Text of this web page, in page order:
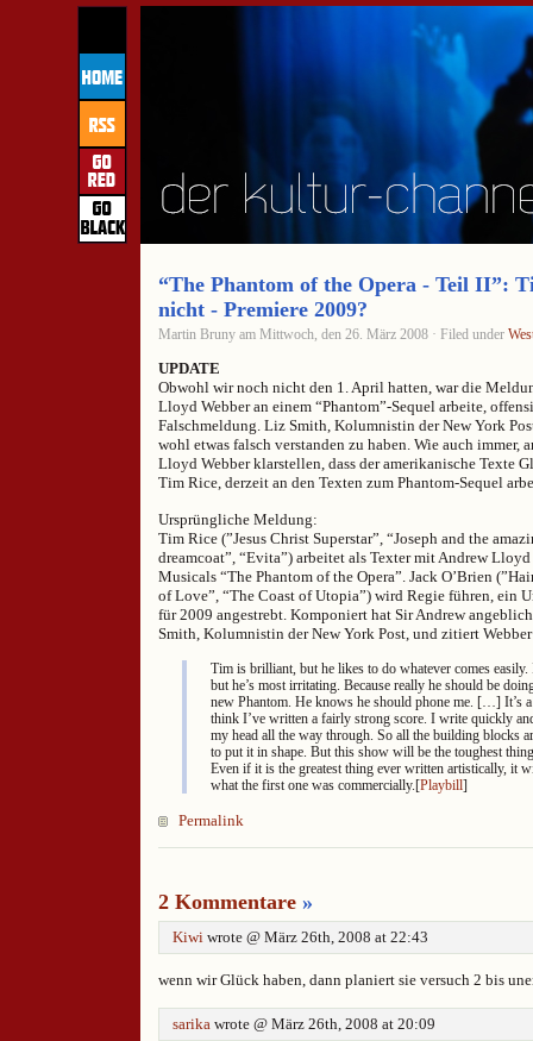
“The Phantom of the Opera - Teil II”:
nicht - Premiere 2009?
Martin Bruny am Mittwoch, den 26. März 2008 · Filed under
UPDATE
Obwohl wir noch nicht den 1. April hatten, war die
Lloyd Webber an einem “Phantom”-Sequel arbeite,
Falschmeldung. Liz Smith, Kolumnistin der New York
wohl etwas falsch verstanden zu haben. Wie auch immer,
Lloyd Webber klarstellen, dass der amerikanische Texte
Tim Rice, derzeit an den Texten zum Phantom-Sequel
Ursprüngliche Meldung:
Tim Rice (”Jesus Christ Superstar”, “Joseph and the
dreamcoat”, “Evita”) arbeitet als Texter mit Andrew Lloyd
Musicals “The Phantom of the Opera”. Jack O’Brien
of Love”, “The Coast of Utopia”) wird Regie führen, ein
für 2009 angestrebt. Komponiert hat Sir Andrew
Smith, Kolumnistin der New York Post, und zitiert
Tim is brilliant, but he likes to do whatever comes
but he’s most irritating. Because really he should be
new Phantom. He knows he should phone me. […] It’s
think I’ve written a fairly strong score. I write quickly
my head all the way through. So all the building blocks
to put it in shape. But this show will be the toughest
Even if it is the greatest thing ever written artistically, it
what the first one was commercially.[Playbill]
Permalink
2 Kommentare »
Kiwi wrote @ März 26th, 2008 at 22:43
wenn wir Glück haben, dann planiert sie versuch 2 bis
sarika wrote @ März 26th, 2008 at 20:09